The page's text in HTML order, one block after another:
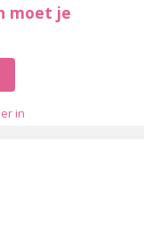
moet je
in